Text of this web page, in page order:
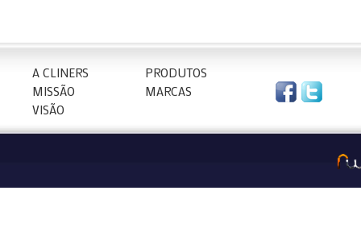
A CLINERS
PRODUTOS
MISSÃO
MARCAS
VISÃO